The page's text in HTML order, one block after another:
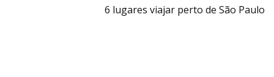
6 lugares viajar perto de São Paulo